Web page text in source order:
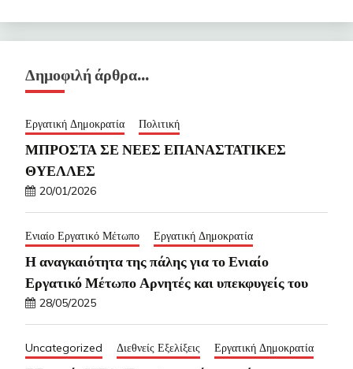
Δημοφιλή άρθρα…
Εργατική Δημοκρατία Πολιτική
ΜΠΡΟΣΤΑ ΣΕ ΝΕΕΣ ΕΠΑΝΑΣΤΑΤΙΚΕΣ
ΘΥΕΛΛΕΣ
20/01/2026
Ενιαίο Εργατικό Μέτωπο Εργατική Δημοκρατία
Η αναγκαιότητα της πάλης για το Ενιαίο
Εργατικό Μέτωπο Αρνητές και υπεκφυγείς του
28/05/2025
Uncategorized Διεθνείς Εξελίξεις Εργατική Δημοκρατία